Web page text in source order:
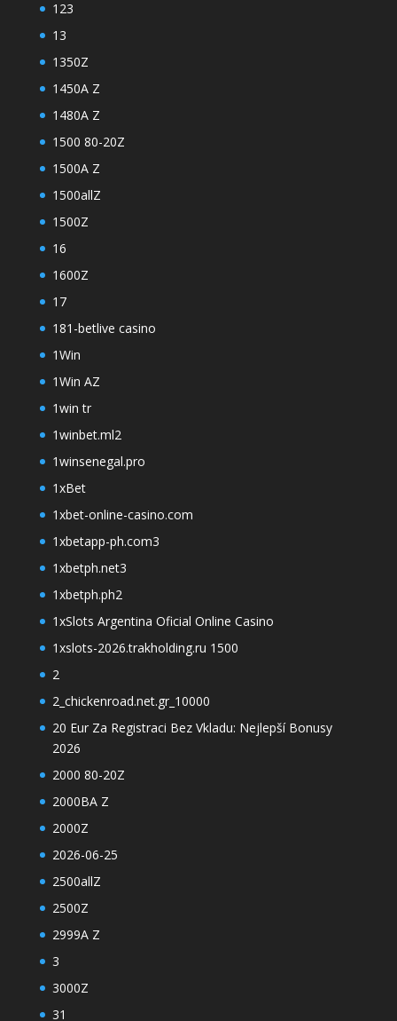
123
13
1350Z
1450A Z
1480A Z
1500 80-20Z
1500A Z
1500allZ
1500Z
16
1600Z
17
181-betlive casino
1Win
1Win AZ
1win tr
1winbet.ml2
1winsenegal.pro
1xBet
1xbet-online-casino.com
1xbetapp-ph.com3
1xbetph.net3
1xbetph.ph2
1xSlots Argentina Oficial Online Casino
1xslots-2026.trakholding.ru 1500
2
2_chickenroad.net.gr_10000
20 Eur Za Registraci Bez Vkladu: Nejlepší Bonusy
2026
2000 80-20Z
2000BA Z
2000Z
2026-06-25
2500allZ
2500Z
2999A Z
3
3000Z
31